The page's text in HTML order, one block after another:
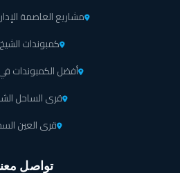
مع إطلالات مميزة في كمبوند
مربع وتتميز بالتصميم الداخلي
مشاريع العاصمة
كمبوندات
أفضل الكمبوندات في 6
قرى الساحل
قرى العين
تواصل